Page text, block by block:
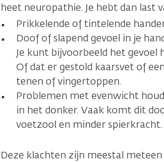
heet neuropathie. Je hebt dan last
Prikkelende of tintelende
Doof of slapend gevoel in je
Je kunt bijvoorbeeld het gevoel
Of dat er gestold kaarsvet of
tenen of vingertoppen.
Problemen met evenwicht
in het donker. Vaak komt dit
voetzool en minder spierkracht.
Deze klachten zijn meestal